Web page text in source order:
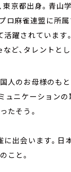
東京都出身。青
ロ麻雀連盟に所
躍されています
ど、タレントと
人のお母様のも
ュニケーション
たそう。
出会います。日
こと。